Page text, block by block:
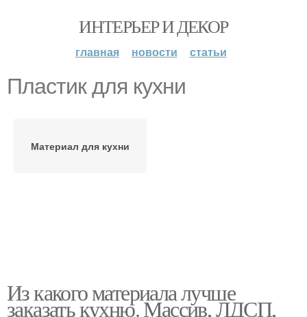
ИНТЕРЬЕР И ДЕКОР
главная новости статьи
Пластик для кухни
Материал для кухни
Из какого материала лучше
заказать кухню. Массив, ЛДСП,